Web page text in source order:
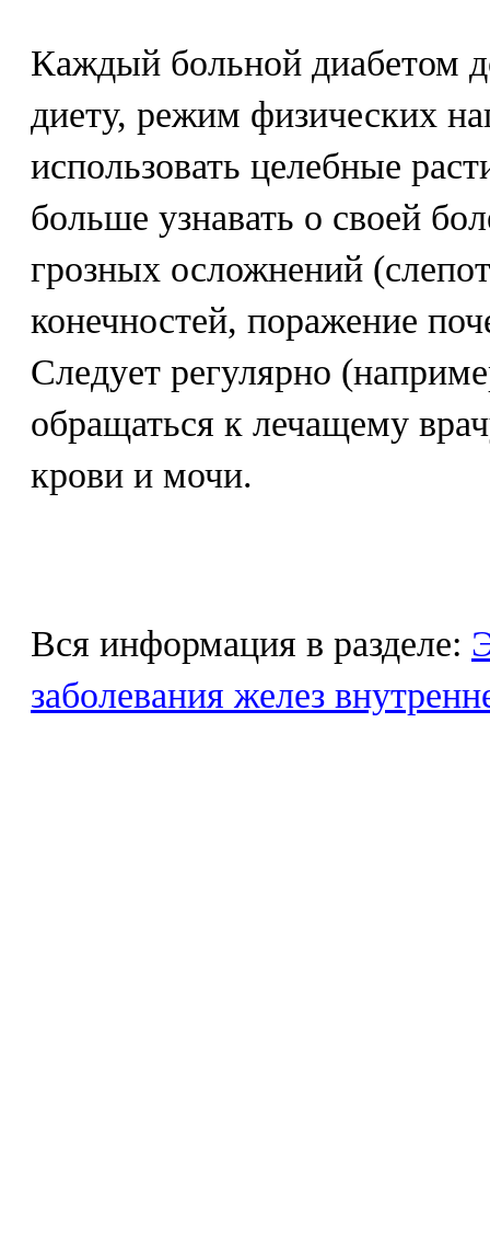
Каждый больной диабетом
диету, режим физических
использовать целебные
больше узнавать о своей
грозных осложнений
конечностей, поражение
Следует регулярно
обращаться к лечащему
крови и мочи.
Вся информация в разделе:
заболевания желез